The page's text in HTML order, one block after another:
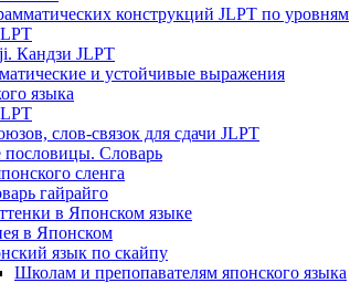
конструкций JLPT по уровням
Кандзи JLPT
и устойчивые выражения
языка
слов-связок для сдачи JLPT
пословицы. Словарь
сленга
гайрайго
в Японском языке
в Японском
язык по скайпу
Школам и препопавателям японского языка